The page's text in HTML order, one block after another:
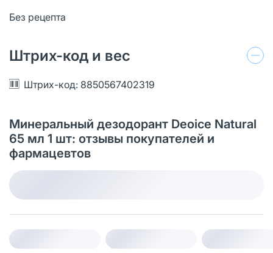
Без рецепта
Штрих-код и вес
Штрих-код: 8850567402319
Минеральный дезодорант Deoice Natural
65 мл 1 шт: отзывы покупателей и
фармацевтов